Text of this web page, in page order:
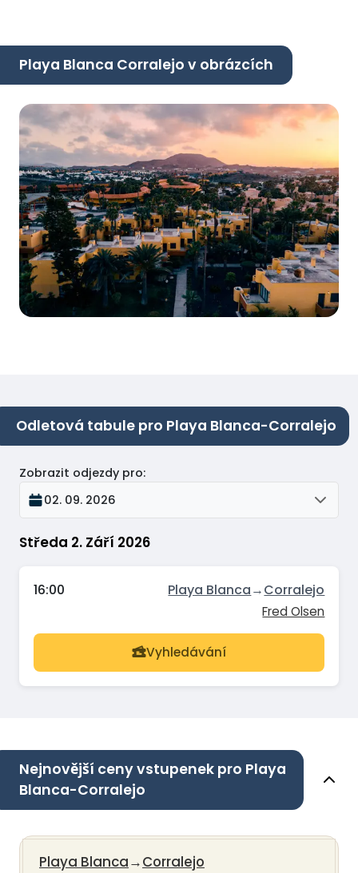
Playa Blanca Corralejo v obrázcích
Odletová tabule pro Playa Blanca-Corralejo
Středa 2. Září 2026
Zobrazit odjezdy pro:
02. 09. 2026
16:00 Playa Blanca→Corralejo
Fred Olsen
Vyhledávání
Nejnovější ceny vstupenek pro Playa
Blanca-Corralejo
Playa Blanca→Corralejo